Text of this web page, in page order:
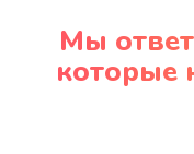
Мы
которые